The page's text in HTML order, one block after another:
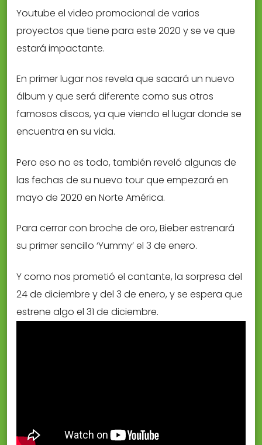
Youtube el video promocional de varios
proyectos que tiene para este 2020 y se ve que
estará impactante.
En primer lugar nos revela que sacará un nuevo
álbum y que será diferente como sus otros
famosos discos, ya que viendo el lugar donde se
encuentra en su vida.
Pero eso no es todo, también reveló algunas de
las fechas de su nuevo tour que empezará en
mayo de 2020 en Norte América.
Para cerrar con broche de oro, Bieber estrenará
su primer sencillo ‘Yummy’ el 3 de enero.
Y como nos prometió el cantante, la sorpresa del
24 de diciembre y del 3 de enero, y se espera que
estrene algo el 31 de diciembre.